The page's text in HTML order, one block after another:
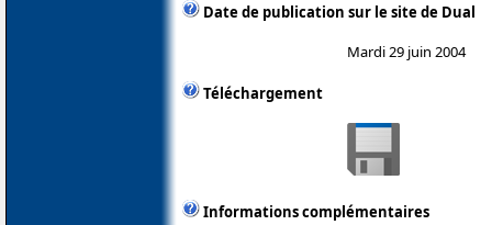
Date de publication sur le site de Dual
Mardi 29 juin 2004
Téléchargement
Informations complémentaires